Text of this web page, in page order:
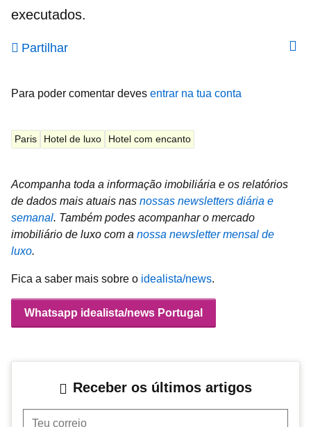
executados.
Partilhar
Para poder comentar deves entrar na tua conta
Paris Hotel de luxo Hotel com encanto
Acompanha toda a informação imobiliária e os relatórios
de dados mais atuais nas nossas newsletters diária e
semanal. Também podes acompanhar o mercado
imobiliário de luxo com a nossa newsletter mensal de
luxo.
Fica a saber mais sobre o idealista/news.
Whatsapp idealista/news Portugal
Receber os últimos artigos
Teu correio